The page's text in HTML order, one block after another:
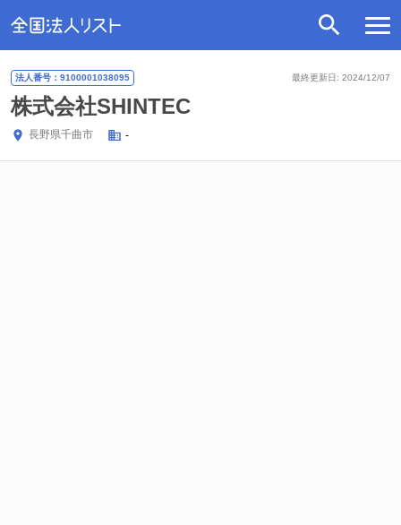
最終更新日: 2024/12/07
法人番号：9100001038095
株式会社SHINTEC
長野県千曲市 -